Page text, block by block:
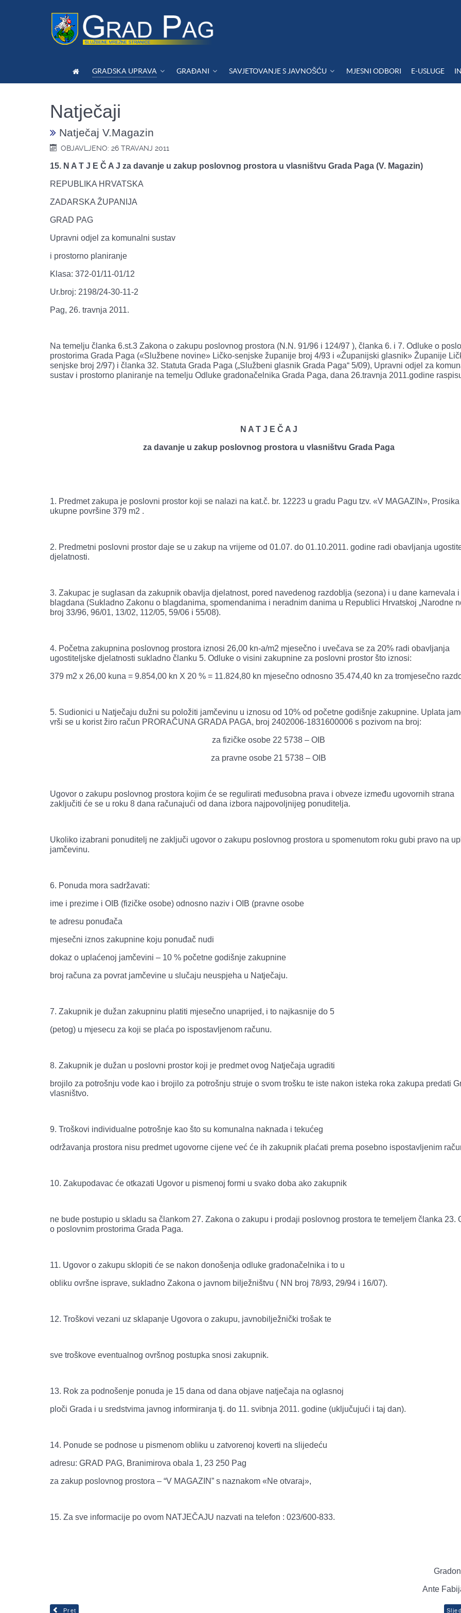
GRADSKA UPRAVA GRAĐANI SAVJETOVANJE S JAVNOŠĆU MJESNI ODBORI E-USLUGE
Natječaji
Natječaj V.Magazin
OBJAVLJENO: 26 TRAVANJ 2011
15. N A T J E Č A J za davanje u zakup poslovnog prostora u vlasništvu Grada Paga (V. Magazin)
REPUBLIKA HRVATSKA
ZADARSKA ŽUPANIJA
GRAD PAG
Upravni odjel za komunalni sustav
i prostorno planiranje
Klasa: 372-01/11-01/12
Ur.broj: 2198/24-30-11-2
Pag, 26. travnja 2011.
Na temelju članka 6.st.3 Zakona o zakupu poslovnog prostora (N.N. 91/96 i 124/97 ), članka 6. i 7. Odluke o
prostorima Grada Paga («Službene novine» Ličko-senjske županije broj 4/93 i «Županijski glasnik» Županije
senjske broj 2/97) i članka 32. Statuta Grada Paga („Službeni glasnik Grada Paga“ 5/09), Upravni odjel za
sustav i prostorno planiranje na temelju Odluke gradonačelnika Grada Paga, dana 26.travnja 2011.godine
N A T J E Č A J
za davanje u zakup poslovnog prostora u vlasništvu Grada Paga
1. Predmet zakupa je poslovni prostor koji se nalazi na kat.č. br. 12223 u gradu Pagu tzv. «V MAGAZIN», Prosika
ukupne površine 379 m2 .
2. Predmetni poslovni prostor daje se u zakup na vrijeme od 01.07. do 01.10.2011. godine radi obavljanja
djelatnosti.
3. Zakupac je suglasan da zakupnik obavlja djelatnost, pored navedenog razdoblja (sezona) i u dane karnevala i
blagdana (Sukladno Zakonu o blagdanima, spomendanima i neradnim danima u Republici Hrvatskoj „Narodne
broj 33/96, 96/01, 13/02, 112/05, 59/06 i 55/08).
4. Početna zakupnina poslovnog prostora iznosi 26,00 kn-a/m2 mjesečno i uvečava se za 20% radi obavljanja
ugostiteljske djelatnosti sukladno članku 5. Odluke o visini zakupnine za poslovni prostor što iznosi:
379 m2 x 26,00 kuna = 9.854,00 kn X 20 % = 11.824,80 kn mjesečno odnosno 35.474,40 kn za tromjesečno
5. Sudionici u Natječaju dužni su položiti jamčevinu u iznosu od 10% od početne godišnje zakupnine. Uplata
vrši se u korist žiro račun PRORAČUNA GRADA PAGA, broj 2402006-1831600006 s pozivom na broj:
za fizičke osobe 22 5738 – OIB
za pravne osobe 21 5738 – OIB
Ugovor o zakupu poslovnog prostora kojim će se regulirati međusobna prava i obveze između ugovornih strana
zaključiti će se u roku 8 dana računajući od dana izbora najpovoljnijeg ponuditelja.
Ukoliko izabrani ponuditelj ne zaključi ugovor o zakupu poslovnog prostora u spomenutom roku gubi pravo na
jamčevinu.
6. Ponuda mora sadržavati:
ime i prezime i OIB (fizičke osobe) odnosno naziv i OIB (pravne osobe
te adresu ponuđača
mjesečni iznos zakupnine koju ponuđač nudi
dokaz o uplaćenoj jamčevini – 10 % početne godišnje zakupnine
broj računa za povrat jamčevine u slučaju neuspjeha u Natječaju.
7. Zakupnik je dužan zakupninu platiti mjesečno unaprijed, i to najkasnije do 5
(petog) u mjesecu za koji se plaća po ispostavljenom računu.
8. Zakupnik je dužan u poslovni prostor koji je predmet ovog Natječaja ugraditi
brojilo za potrošnju vode kao i brojilo za potrošnju struje o svom trošku te iste nakon isteka roka zakupa predati
vlasništvo.
9. Troškovi individualne potrošnje kao što su komunalna naknada i tekućeg
održavanja prostora nisu predmet ugovorne cijene već će ih zakupnik plaćati prema posebno ispostavljenim
10. Zakupodavac će otkazati Ugovor u pismenoj formi u svako doba ako zakupnik
ne bude postupio u skladu sa člankom 27. Zakona o zakupu i prodaji poslovnog prostora te temeljem članka 23.
o poslovnim prostorima Grada Paga.
11. Ugovor o zakupu sklopiti će se nakon donošenja odluke gradonačelnika i to u
obliku ovršne isprave, sukladno Zakona o javnom bilježništvu ( NN broj 78/93, 29/94 i 16/07).
12. Troškovi vezani uz sklapanje Ugovora o zakupu, javnobilježnički trošak te
sve troškove eventualnog ovršnog postupka snosi zakupnik.
13. Rok za podnošenje ponuda je 15 dana od dana objave natječaja na oglasnoj
ploči Grada i u sredstvima javnog informiranja tj. do 11. svibnja 2011. godine (uključujući i taj dan).
14. Ponude se podnose u pismenom obliku u zatvorenoj koverti na slijedeću
adresu: GRAD PAG, Branimirova obala 1, 23 250 Pag
za zakup poslovnog prostora – “V MAGAZIN” s naznakom «Ne otvaraj»,
15. Za sve informacije po ovom NATJEČAJU nazvati na telefon : 023/600-833.
Ante
Pret